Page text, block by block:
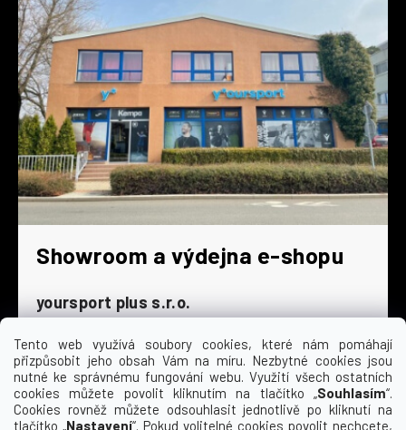
Tento web využívá soubory cookies, které nám pomáhají
přizpůsobit jeho obsah Vám na míru. Nezbytné cookies jsou
nutné ke správnému fungování webu. Využití všech ostatních
cookies můžete povolit kliknutím na tlačítko „Souhlasím“.
Cookies rovněž můžete odsouhlasit jednotlivě po kliknutí na
tlačítko „Nastavení“. Pokud volitelné cookies povolit nechcete,
Showroom a výdejna e-shopu
yoursport plus s.r.o.
Dyjská 845/4
196 00 Praha 9 - Čakovice
Po - Čt
9:00 - 16:30
Pá
9:00 - 15:30
So
zavřeno